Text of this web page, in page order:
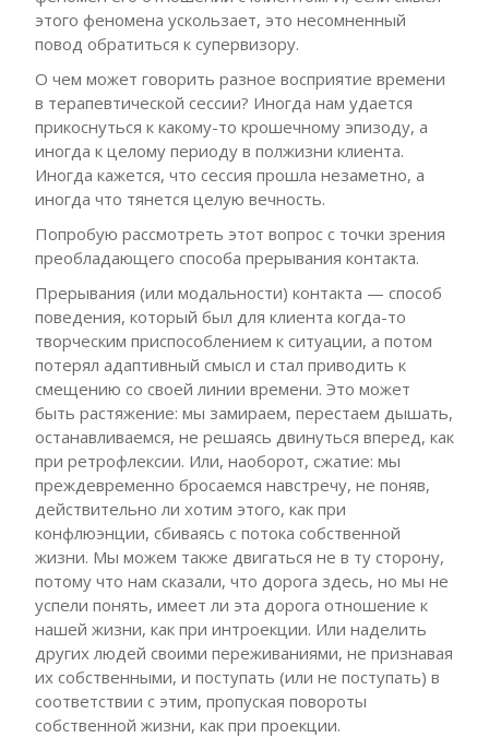
этого феномена ускользает, это несомненный
повод обратиться к супервизору.
О чем может говорить разное восприятие времени
в терапевтической сессии? Иногда нам удается
прикоснуться к какому-то крошечному эпизоду, а
иногда к целому периоду в полжизни клиента.
Иногда кажется, что сессия прошла незаметно, а
иногда что тянется целую вечность.
Попробую рассмотреть этот вопрос с точки зрения
преобладающего способа прерывания контакта.
Прерывания (или модальности) контакта — способ
поведения, который был для клиента когда-то
творческим приспособлением к ситуации, а потом
потерял адаптивный смысл и стал приводить к
смещению со своей линии времени. Это может
быть растяжение: мы замираем, перестаем дышать,
останавливаемся, не решаясь двинуться вперед, как
при ретрофлексии. Или, наоборот, сжатие: мы
преждевременно бросаемся навстречу, не поняв,
действительно ли хотим этого, как при
конфлюэнции, сбиваясь с потока собственной
жизни. Мы можем также двигаться не в ту сторону,
потому что нам сказали, что дорога здесь, но мы не
успели понять, имеет ли эта дорога отношение к
нашей жизни, как при интроекции. Или наделить
других людей своими переживаниями, не признавая
их собственными, и поступать (или не поступать) в
соответствии с этим, пропуская повороты
собственной жизни, как при проекции.